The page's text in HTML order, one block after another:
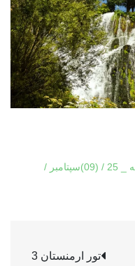
پنج‌شنبه _ 25 / (09)سپتامبر /
تور ارمنستان 3